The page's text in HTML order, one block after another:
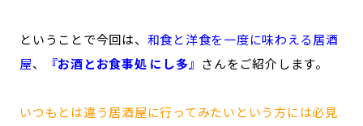
ということで今回は、 和食と洋食を一度に味わえる居酒
屋、 『お酒とお食事処 にし多』 さんをご紹介します。
いつもとは違う居酒屋に行ってみたいという方には必見